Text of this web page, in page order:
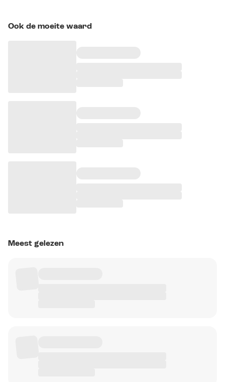
Ook de moeite waard
Meest gelezen